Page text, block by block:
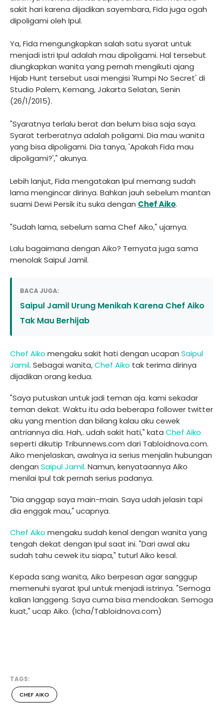
sakit hari karena dijadikan sayembara, Fida juga ogah
dipoligami oleh Ipul.
Ya, Fida mengungkapkan salah satu syarat untuk
menjadi istri Ipul adalah mau dipoligami. Hal tersebut
diungkapkan wanita yang pernah mengikuti ajang
Hijab Hunt tersebut usai mengisi 'Rumpi No Secret' di
Studio Palem, Kemang, Jakarta Selatan, Senin
(26/1/2015).
"Syaratnya terlalu berat dan belum bisa saja saya.
Syarat terberatnya adalah poligami. Dia mau wanita
yang bisa dipoligami. Dia tanya, 'Apakah Fida mau
dipoligami?'," akunya.
Lebih lanjut, Fida mengatakan Ipul memang sudah
lama mengincar dirinya. Bahkan jauh sebelum mantan
suami Dewi Persik itu suka dengan Chef Aiko.
"Sudah lama, sebelum sama Chef Aiko," ujarnya.
Lalu bagaimana dengan Aiko? Ternyata juga sama
menolak Saipul Jamil.
BACA JUGA:
Saipul Jamil Urung Menikah Karena Chef Aiko
Tak Mau Berhijab
Chef Aiko mengaku sakit hati dengan ucapan Saipul
Jamil. Sebagai wanita,Chef Aiko tak terima dirinya
dijadikan orang kedua.
"Saya putuskan untuk jadi teman aja. kami sekadar
teman dekat. Waktu itu ada beberapa follower twitter
aku yang mention dan bilang kalau aku cewek
antriannya dia. Hah,. udah sakit hati," kata Chef Aiko
seperti dikutip Tribunnews.com dari Tabloidnova.com.
Aiko menjelaskan, awalnya ia serius menjalin hubungan
dengan Saipul Jamil. Namun, kenyataannya Aiko
menilai Ipul tak pernah serius padanya.
"Dia anggap saya main-main. Saya udah jelasin tapi
dia enggak mau," ucapnya.
Chef Aiko mengaku sudah kenal dengan wanita yang
tengah dekat dengan Ipul saat ini. "Dari awal aku
sudah tahu cewek itu siapa," tuturl Aiko kesal.
Kepada sang wanita, Aiko berpesan agar sanggup
memenuhi syarat Ipul untuk menjadi istrinya. "Semoga
kalian langgeng. Saya cuma bisa mendoakan. Semoga
kuat," ucap Aiko. (Icha/Tabloidnova.com)
TAGS:
CHEF AIKO